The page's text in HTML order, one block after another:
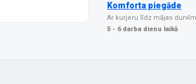
Komforta piegāde
Ar kurjeru līdz mājas
5 - 6 darba dienu laikā